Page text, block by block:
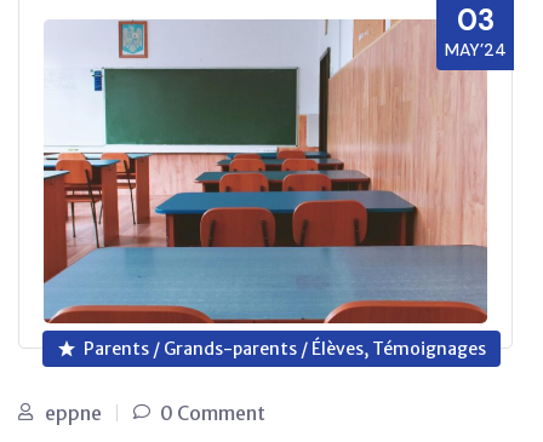
03
MAY’24
Parents / Grands-parents / Élèves, Témoignages
eppne 0 Comment